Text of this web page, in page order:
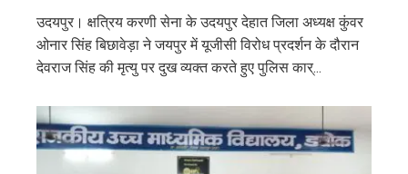
उदयपुर। क्षत्रिय करणी सेना के उदयपुर देहात जिला अध्यक्ष कुंवर
ओनार सिंह बिछावेड़ा ने जयपुर में यूजीसी विरोध प्रदर्शन के दौरान
देवराज सिंह की मृत्यु पर दुख व्यक्त करते हुए पुलिस कार्...